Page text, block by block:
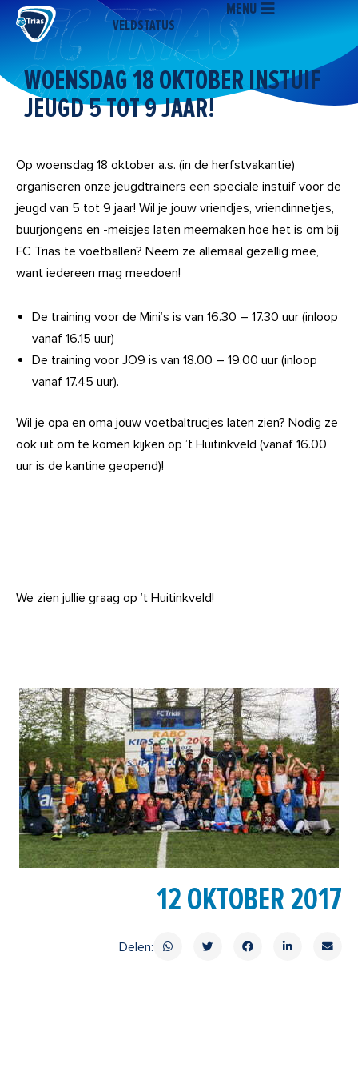
naar
inhoud
VELDSTATUS
MENU
WOENSDAG 18 OKTOBER INSTUIF
JEUGD 5 TOT 9 JAAR!
Op woensdag 18 oktober a.s. (in de herfstvakantie)
organiseren onze jeugdtrainers een speciale instuif voor de
jeugd van 5 tot 9 jaar! Wil je jouw vriendjes, vriendinnetjes,
buurjongens en -meisjes laten meemaken hoe het is om bij
FC Trias te voetballen? Neem ze allemaal gezellig mee,
want iedereen mag meedoen!
De training voor de Mini’s is van 16.30 – 17.30 uur (inloop
vanaf 16.15 uur)
De training voor JO9 is van 18.00 – 19.00 uur (inloop
vanaf 17.45 uur).
Wil je opa en oma jouw voetbaltrucjes laten zien? Nodig ze
ook uit om te komen kijken op ’t Huitinkveld (vanaf 16.00
uur is de kantine geopend)!
We zien jullie graag op ’t Huitinkveld!
12 OKTOBER 2017
Delen: